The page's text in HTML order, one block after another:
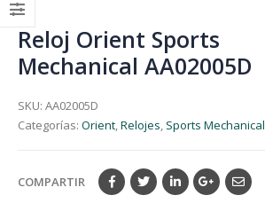
Reloj Orient Sports
Mechanical AA02005D
SKU: AA02005D
Categorías: Orient,Relojes, Sports Mechanical
COMPARTIR